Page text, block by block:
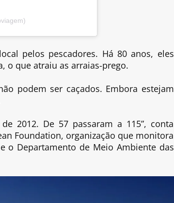
pelos pescadores. Há 80 anos, eles
o que atraiu as arraias-prego.
podem ser caçados. Embora estejam
2012. De 57 passaram a 115”, conta
Foundation, organização que monitora
o Departamento de Meio Ambiente das